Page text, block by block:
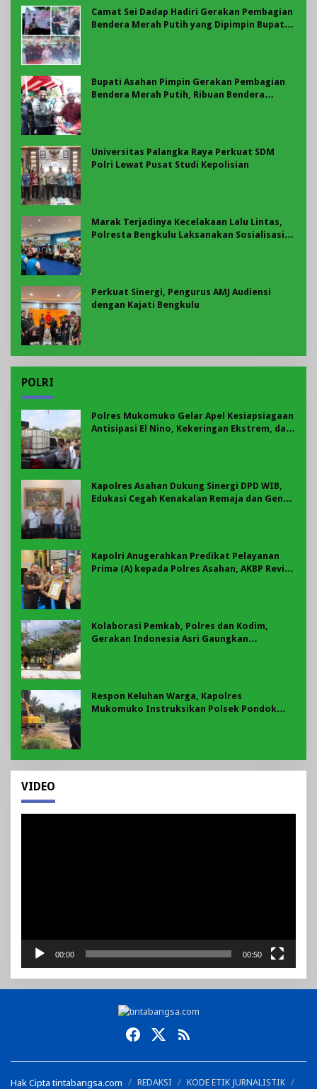
Camat Sei Dadap Hadiri Gerakan Pembagian
Bendera Merah Putih yang Dipimpin Bupati
Bupati Asahan Pimpin Gerakan Pembagian
Bendera Merah Putih, Ribuan Bendera
Universitas Palangka Raya Perkuat SDM
Polri Lewat Pusat Studi Kepolisian
Marak Terjadinya Kecelakaan Lalu Lintas,
Polresta Bengkulu Laksanakan Sosialisasi
Perkuat Sinergi, Pengurus AMJ Audiensi
dengan Kajati Bengkulu
POLRI
Polres Mukomuko Gelar Apel Kesiapsiagaan
Antisipasi El Nino, Kekeringan Ekstrem, dan
Kapolres Asahan Dukung Sinergi DPD WIB,
Edukasi Cegah Kenakalan Remaja dan Geng
Kapolri Anugerahkan Predikat Pelayanan
Prima (A) kepada Polres Asahan, AKBP Revi
Kolaborasi Pemkab, Polres dan Kodim,
Gerakan Indonesia Asri Gaungkan
Respon Keluhan Warga, Kapolres
Mukomuko Instruksikan Polsek Pondok
VIDEO
00:00 00:50
Hak Cipta tintabangsa.com REDAKSI KODE ETIK JURNALISTIK